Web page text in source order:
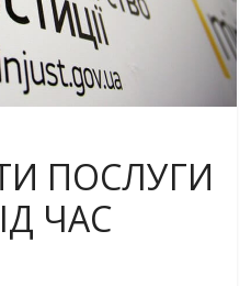
ПОСЛУГИ
ЧАС